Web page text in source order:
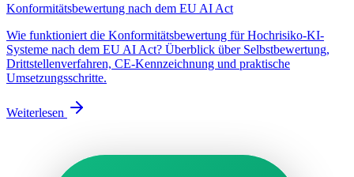
Konformitätsbewertung nach dem EU AI Act
Wie funktioniert die Konformitätsbewertung für Hochrisiko-KI-
Systeme nach dem EU AI Act? Überblick über Selbstbewertung,
Drittstellenverfahren, CE-Kennzeichnung und praktische
Umsetzungsschritte.
Weiterlesen